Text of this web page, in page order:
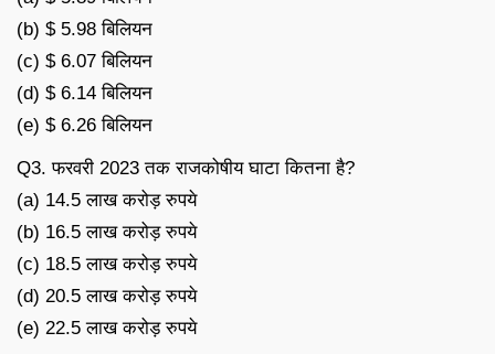
(b) $ 5.98 बिलियन
(c) $ 6.07 बिलियन
(d) $ 6.14 बिलियन
(e) $ 6.26 बिलियन
Q3. फरवरी 2023 तक राजकोषीय घाटा कितना है?
(a) 14.5 लाख करोड़ रुपये
(b) 16.5 लाख करोड़ रुपये
(c) 18.5 लाख करोड़ रुपये
(d) 20.5 लाख करोड़ रुपये
(e) 22.5 लाख करोड़ रुपये